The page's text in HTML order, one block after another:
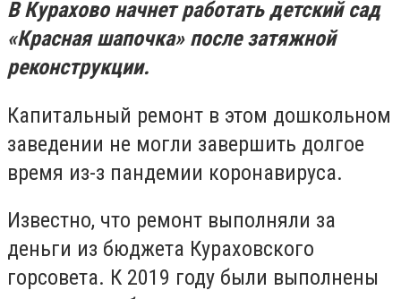
В Курахово начнет работать детский сад
«Красная шапочка» после затяжной
реконструкции.
Капитальный ремонт в этом дошкольном
заведении не могли завершить долгое
время из-з пандемии коронавируса.
Известно, что ремонт выполняли за
деньги из бюджета Кураховского
горсовета. К 2019 году были выполнены